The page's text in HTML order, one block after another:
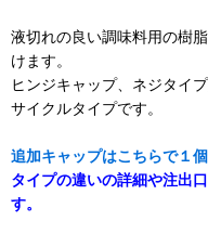
液切れの良い調味料用の樹
けます。
ヒンジキャップ、ネジタイ
サイクルタイプです。
追加キャップはこちらで１
タイプの違いの詳細や注出
す。